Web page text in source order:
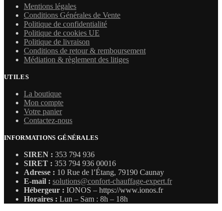
3972,00 €.
Mentions légales
Conditions Générales de Vente
Politique de confidentialité
Politique de cookies UE
Politique de livraison
Conditions de retour & remboursement
Médiation & règlement des litiges
UTILES
La boutique
Mon compte
Votre panier
Contactez-nous
INFORMATIONS GÉNÉRALES
SIREN : 353 794 936
SIRET : 353 794 936 00016
Adresse : 10 Rue de l’Étang, 79190 Caunay
E-mail : solutions@confort-chauffage-expert.fr
Hébergeur : IONOS – https://www.ionos.fr
Horaires : Lun – Sam : 8h – 18h